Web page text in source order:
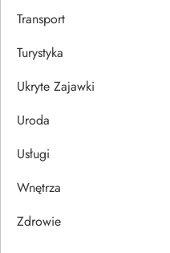
Transport
Turystyka
Ukryte Zajawki
Uroda
Usługi
Wnętrza
Zdrowie